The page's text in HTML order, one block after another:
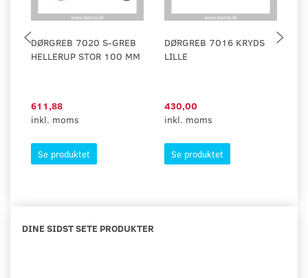
DØRGREB 7020 S-GREB
HELLERUP STOR 100 MM
611,88
inkl. moms
Se produktet
DØRGREB 7016 KRYDS
LILLE
430,00
inkl. moms
Se produktet
DINE SIDST SETE PRODUKTER